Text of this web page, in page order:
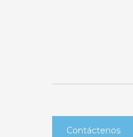
Contáctenos